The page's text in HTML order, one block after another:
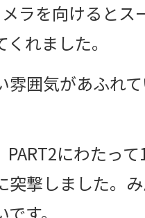
ラを向けるとス
れました。
雰囲気があふれて
PART2にわたっ
突撃しました。
す。